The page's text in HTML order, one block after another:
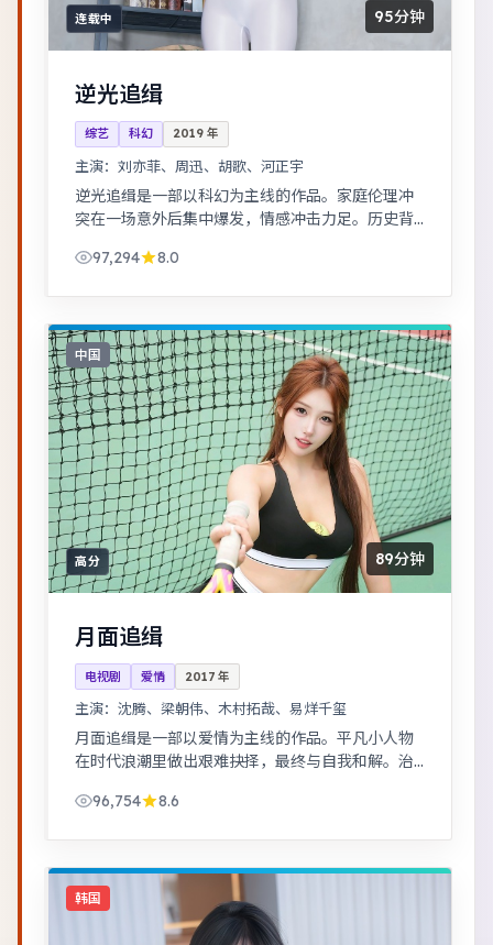
连载中 95分钟
逆光追缉
综艺 科幻 2019 年
主演： 刘亦菲、周迅、胡歌、河正宇
逆光追缉是一部以科幻为主线的作品。家庭伦理冲
突在一场意外后集中爆发，情感冲击力足。历史背
97,294
8.0
中国
高分 89分钟
月面追缉
电视剧 爱情 2017 年
主演： 沈腾、梁朝伟、木村拓哉、易烊千玺
月面追缉是一部以爱情为主线的作品。平凡小人物
在时代浪潮里做出艰难抉择，最终与自我和解。治
96,754
8.6
韩国